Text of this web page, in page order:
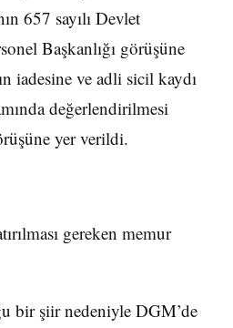
657 sayılı Devlet
Başkanlığı görüşüne
iadesine ve adli sicil kaydı
değerlendirilmesi
yer verildi.
gereken memur
bir şiir nedeniyle DGM’de